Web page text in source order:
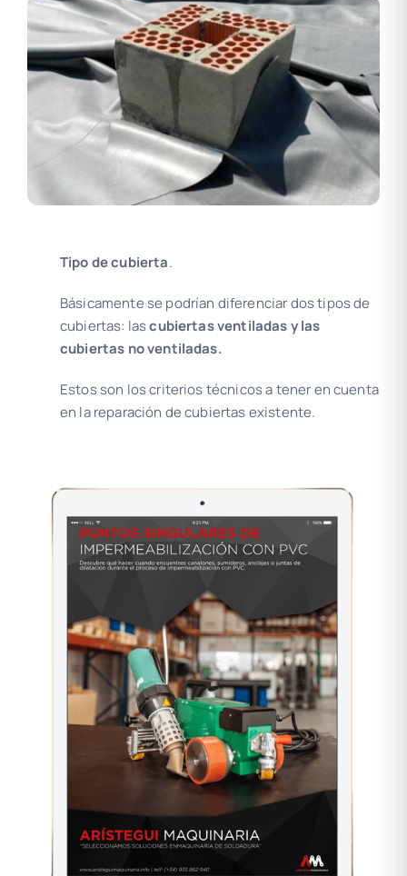
Tipo de cubierta.
Básicamente se podrían diferenciar dos tipos de
cubiertas: lascubiertasventiladas y las
cubiertas no ventiladas.
Estos son los criterios técnicos a tener en cuenta
en la reparación de cubiertas existente.